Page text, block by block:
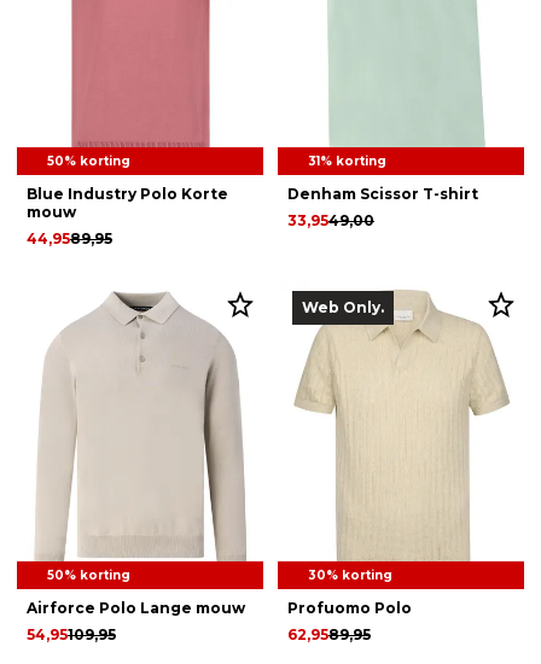
50% korting
Blue Industry Polo Korte
mouw
89,95
44,95
31% korting
Denham Scissor T-shirt
49,00
33,95
50% korting
Airforce Polo Lange mouw
109,95
54,95
Web Only.
30% korting
Profuomo Polo
89,95
62,95